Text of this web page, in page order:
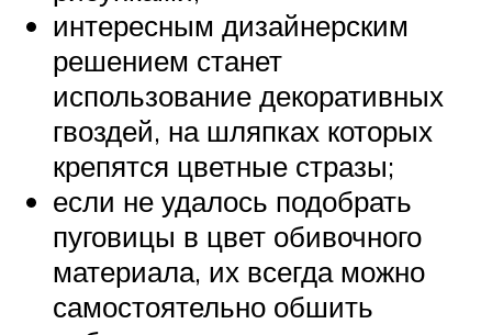
интересным дизайнерским
решением станет
использование декоративных
гвоздей, на шляпках которых
крепятся цветные стразы;
если не удалось подобрать
пуговицы в цвет обивочного
материала, их всегда можно
самостоятельно обшить